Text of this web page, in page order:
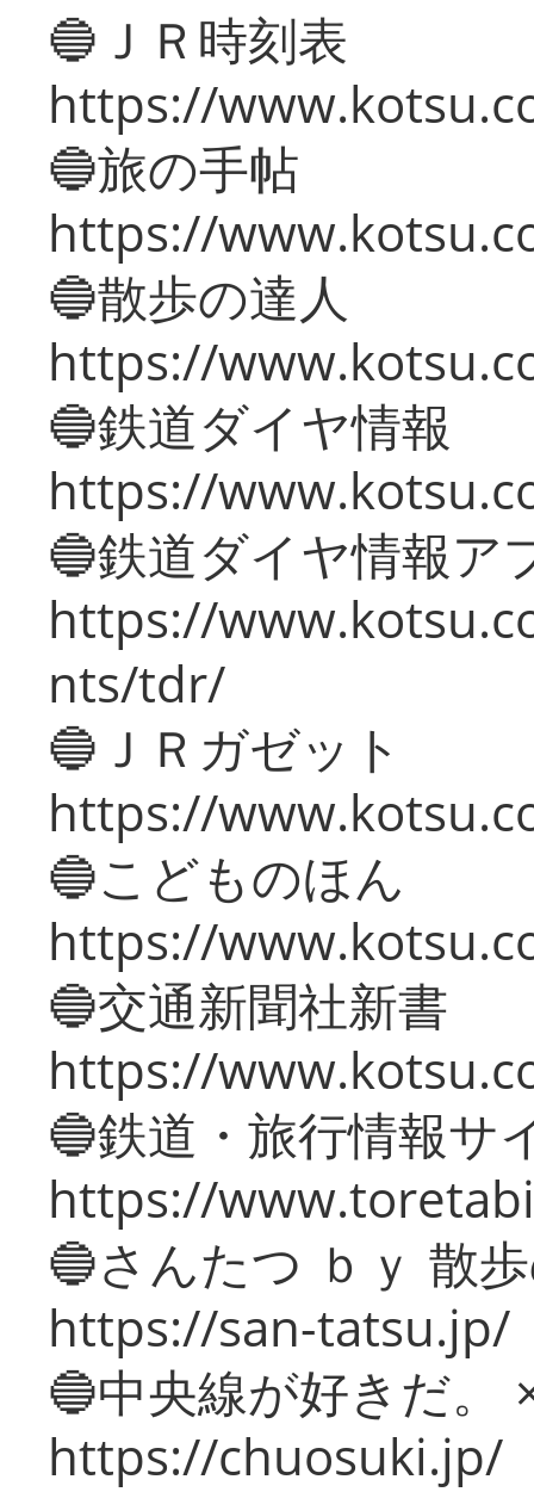
🔵ＪＲ時刻表
https://
🔵旅の手帖
https://
🔵散歩の達人
https://
🔵鉄道ダイヤ情報
https://
🔵鉄道ダイヤ情報ア
https://
nts/tdr/
🔵ＪＲガゼット
https://
🔵こどものほん
https://
🔵交通新聞社新書
https://
🔵鉄道・旅行情報サ
https://
🔵さんたつ ｂｙ 散
https://san-tatsu.jp/
🔵中央線が好きだ。
https://chuosuki.jp/